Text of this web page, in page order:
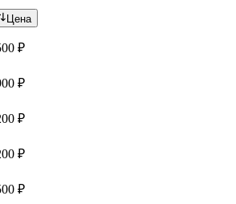
Цена
₽
₽
₽
₽
₽